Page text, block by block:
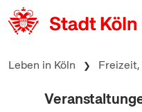
zum Inhalt springen
Leben in Köln